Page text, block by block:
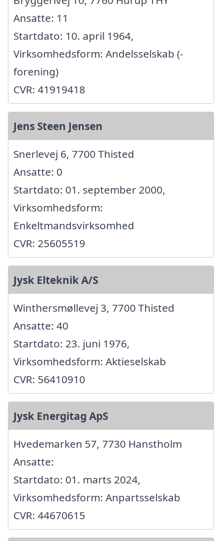
Ansatte: 11
Startdato: 10. april 1964,
Virksomhedsform: Andelsselskab (-
forening)
CVR: 41919418
Jens Steen Jensen
Snerlevej 6, 7700 Thisted
Ansatte: 0
Startdato: 01. september 2000,
Virksomhedsform:
Enkeltmandsvirksomhed
CVR: 25605519
Jysk Elteknik A/S
Winthersmøllevej 3, 7700 Thisted
Ansatte: 40
Startdato: 23. juni 1976,
Virksomhedsform: Aktieselskab
CVR: 56410910
Jysk Energitag ApS
Hvedemarken 57, 7730 Hanstholm
Ansatte:
Startdato: 01. marts 2024,
Virksomhedsform: Anpartsselskab
CVR: 44670615